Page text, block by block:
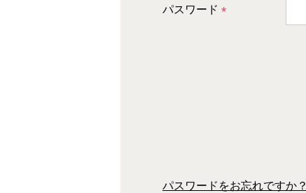
パスワード
パスワードをお忘れですか？